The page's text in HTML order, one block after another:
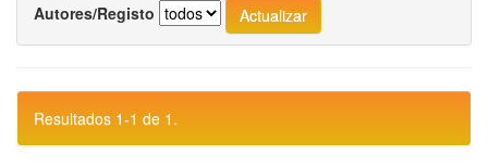
Autores/Registo
Resultados 1-1 de 1.